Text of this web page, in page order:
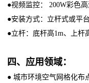
●视频监控： 200W彩色高
●安装方式：立杆式或平台
●立杆：底杆高1m、上杆
四、应用领域：
● 城市环境空气网格化布